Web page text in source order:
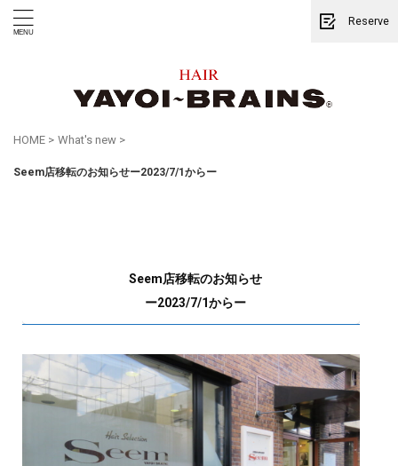
Reserve
HOME > What's new >
Seem店移転のお知らせー2023/7/1からー
Seem店移転のお知らせ
ー2023/7/1からー